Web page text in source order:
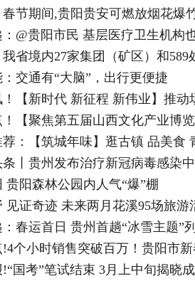
春节期间,贵阳贵安可燃放烟花爆
@贵阳市民 基层医疗卫生机构
省境内27家集团（矿区）和589
交通有“大脑”，出行更便捷
【新时代 新征程 新伟业】推
：【筑城年味】逛古镇 品美食
条丨贵州发布治疗新冠病毒感染
贵阳森林公园内人气“爆”棚
见证奇迹 未来两月花溪95场旅游
春运首日 贵州首趟“冰雪主题”
个小时销售突破百万！贵阳市
国考”笔试结束 3月上中旬揭晓